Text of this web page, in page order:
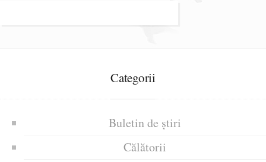
Categorii
Buletin de știri
Călătorii